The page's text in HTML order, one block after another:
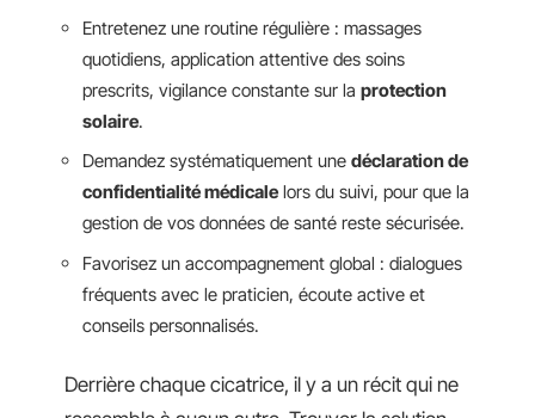
Entretenez une routine régulière : massages
quotidiens, application attentive des soins
prescrits, vigilance constante sur la protection
solaire.
Demandez systématiquement une déclaration de
confidentialité médicale lors du suivi, pour que la
gestion de vos données de santé reste sécurisée.
Favorisez un accompagnement global : dialogues
fréquents avec le praticien, écoute active et
conseils personnalisés.
Derrière chaque cicatrice, il y a un récit qui ne